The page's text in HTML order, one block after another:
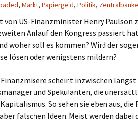
Rezensionen
Portraits und Nachrufe
, Markt, Papiergeld, Politik,
von US-Finanzminister Henry Paulson
Anlauf den Kongress passiert
woher soll es kommen? Wird der
lösen oder wenigstens mildern?
Finanzmisere scheint inzwischen
und Spekulanten, die
So sehen sie eben aus, die
falschen Ideen. Meist werden dabei